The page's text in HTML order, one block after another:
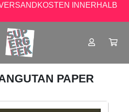
INNERHALB
PAPER